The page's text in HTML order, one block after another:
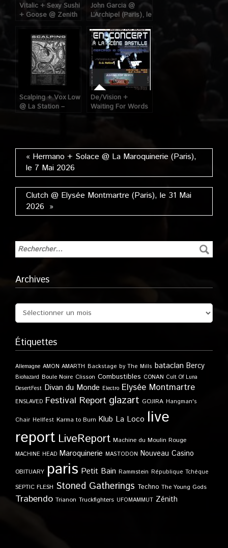
Vitalic + Sexy Sushi
+ Goose @ Zenith
(Paris), le 23
Février 2013
John Garcia @
L’Archipel (Paris), le
4 Décembre 2015
Scalping + Vox Low
@ La Station –
Gare des Mines
De/Vision +
Waiting For Words
@ Scène Bastille
« Hermano + Solace @ La Maroquinerie (Paris),
le 7 Mai 2026
Clutch @ Elysée Montmartre (Paris), le 31 Mai
2026 »
Archives
Étiquettes
Allemagne AMON AMARTH Backstage by The Mills bataclan Bercy
Biohazard Boule Noire Clisson Combustibles CONAN Cult Of Luna
DesertFest Divan du Monde Electro Elysée Montmartre
ENSLAVED Festival Report glazart GOJIRA Hangman's
Chair Hellfest Karma to Burn Klub La Loco live
report LiveReport Machine du Moulin Rouge
MACHINE HEAD Maroquinerie MASTODON Nouveau Casino
OBITUARY paris Petit Bain Rammstein République Tchèque
SEPTIC FLESH Stoned Gatherings Techno The Young Gods
Trabendo Trianon Truckfighters UFOMAMMUT Zénith